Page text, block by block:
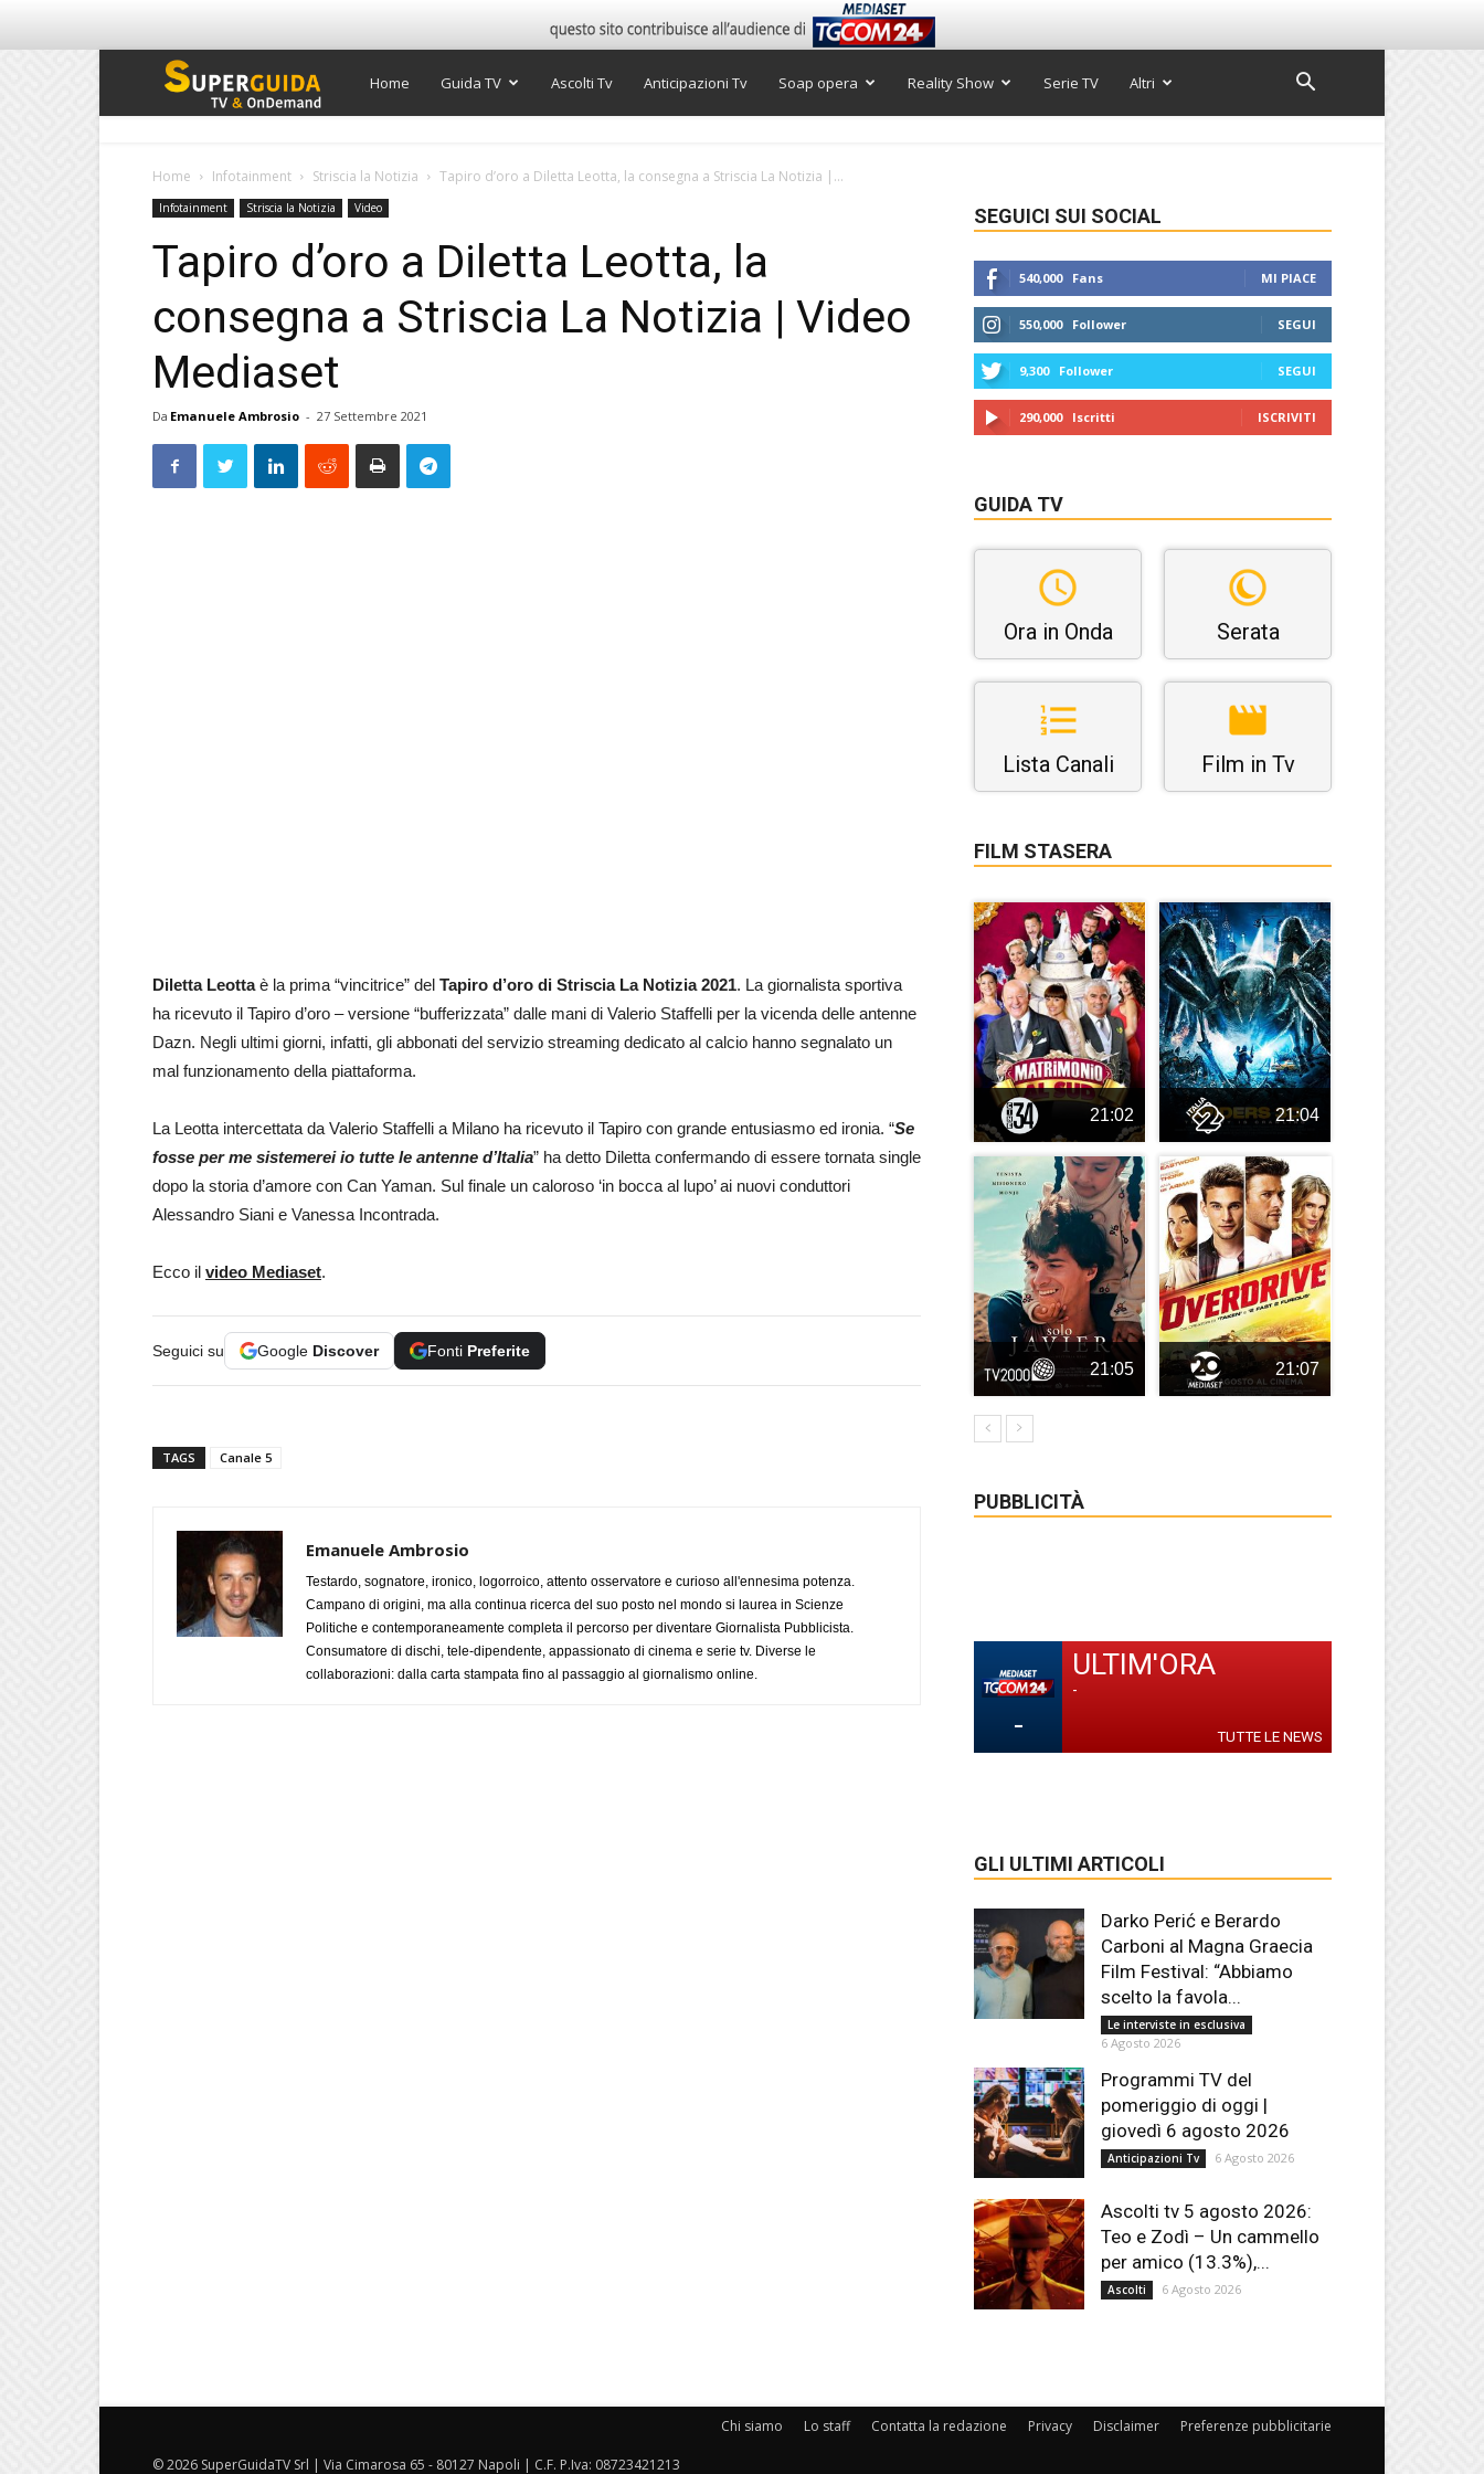
Super
TV
Home Guida TV Ascolti Tv Anticipazioni Tv Soap opera Reality Show Serie TV Altri
Home Infotainment Striscia la Notizia Tapiro d’oro a Diletta Leotta, la consegna a Striscia La Notizia |...
Infotainment Striscia la Notizia Video
Tapiro d’oro a Diletta Leotta, la
consegna a Striscia La Notizia | Video
Mediaset
Da Emanuele Ambrosio - 27 Settembre 2021
Diletta Leottaè la prima “vincitrice” del Tapiro d’oro di Striscia La Notizia 2021. La giornalista sportiva
ha ricevuto il Tapiro d’oro – versione “bufferizzata” dalle mani di Valerio Staffelli per la vicenda delle antenne
Dazn. Negli ultimi giorni, infatti, gli abbonati del servizio streaming dedicato al calcio hanno segnalato un
mal funzionamento della piattaforma.
La Leotta intercettata da Valerio Staffelli a Milano ha ricevuto il Tapiro con grande entusiasmo ed ironia. “Se
fosse per me sistemerei io tutte le antenne d’Italia” ha detto Diletta confermando di essere tornata single
dopo la storia d’amore con Can Yaman. Sul finale un caloroso ‘in bocca al lupo’ ai nuovi conduttori
Alessandro Siani e Vanessa Incontrada.
Ecco il video Mediaset.
Seguici su Google Discover Fonti Preferite
TAGS Canale 5
Emanuele Ambrosio
Testardo, sognatore, ironico, logorroico, attento osservatore e curioso all'ennesima potenza.
Campano di origini, ma alla continua ricerca del suo posto nel mondo si laurea in Scienze
Politiche e contemporaneamente completa il percorso per diventare Giornalista Pubblicista.
Consumatore di dischi, tele-dipendente, appassionato di cinema e serie tv. Diverse le
collaborazioni: dalla carta stampata fino al passaggio al giornalismo online.
SEGUICI SUI SOCIAL
540,000 Fans MI PIACE
550,000 Follower SEGUI
9,300 Follower SEGUI
290,000 Iscritti ISCRIVITI
GUIDA TV
Ora in Onda Serata
Lista Canali Film in Tv
FILM STASERA
21:02 21:04
21:05 21:07
PUBBLICITÀ
-
ULTIM'ORA
-
TUTTE LE NEWS
GLI ULTIMI ARTICOLI
Darko Perić e Berardo
Carboni al Magna Graecia
Film Festival: “Abbiamo
scelto la favola...
Le interviste in esclusiva
6 Agosto 2026
Programmi TV del
pomeriggio di oggi |
giovedì 6 agosto 2026
Anticipazioni Tv 6 Agosto 2026
Ascolti tv 5 agosto 2026:
Teo e Zodì – Un cammello
per amico (13.3%),...
Ascolti 6 Agosto 2026
Chi siamo Lo staff Contatta la redazione Privacy Disclaimer Preferenze pubblicitarie
© 2026 SuperGuidaTV Srl | Via Cimarosa 65 - 80127 Napoli | C.F. P.Iva: 08723421213